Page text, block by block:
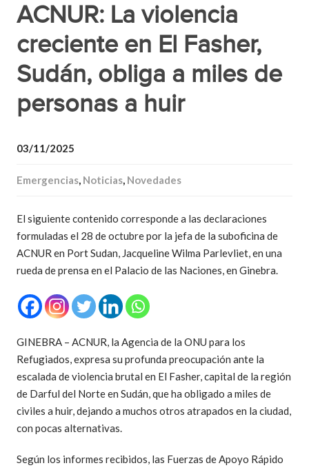
ACNUR: La violencia
creciente en El Fasher,
Sudán, obliga a miles de
personas a huir
03/11/2025
Emergencias, Noticias, Novedades
El siguiente contenido corresponde a las declaraciones
formuladas el 28 de octubre por la jefa de la suboficina de
ACNUR en Port Sudan, Jacqueline Wilma Parlevliet, en una
rueda de prensa en el Palacio de las Naciones, en Ginebra.
GINEBRA – ACNUR, la Agencia de la ONU para los
Refugiados, expresa su profunda preocupación ante la
escalada de violencia brutal en El Fasher, capital de la región
de Darful del Norte en Sudán, que ha obligado a miles de
civiles a huir, dejando a muchos otros atrapados en la ciudad,
con pocas alternativas.
Según los informes recibidos, las Fuerzas de Apoyo Rápido